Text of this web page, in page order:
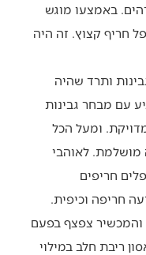
באמצעו מוגש
חריף קצוץ. זה היה
ותרד שהיה
עם מבחר גבינות
ומעל הכל
מושלמת. לאוהבי
חריפים
חריפה וכיפית.
והמכשיר צפצף בפעם
ריבת חלב במילוי